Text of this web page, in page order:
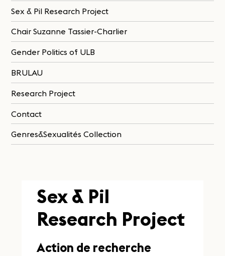
Sex & Pil Research Project
Chair Suzanne Tassier-Charlier
Gender Politics of ULB
BRULAU
Research Project
Contact
Genres&Sexualités Collection
Sex & Pil
Research Project
Action de recherche